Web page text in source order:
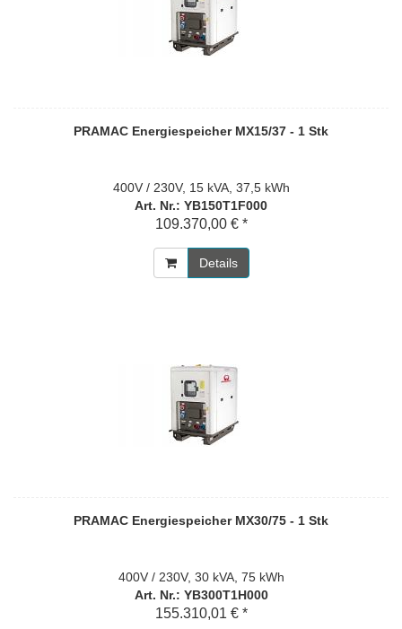
PRAMAC Energiespeicher MX15/37 - 1 Stk
400V / 230V, 15 kVA, 37,5 kWh
Art. Nr.: YB150T1F000
109.370,00 € *
Details
PRAMAC Energiespeicher MX30/75 - 1 Stk
400V / 230V, 30 kVA, 75 kWh
Art. Nr.: YB300T1H000
155.310,01 € *